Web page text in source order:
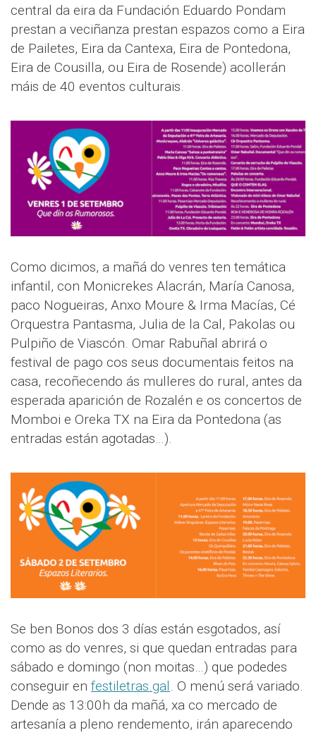
central da eira da Fundación Eduardo Pondam
prestan a veciñanza prestan espazos como a Eira
de Pailetes, Eira da Cantexa, Eira de Pontedona,
Eira de Cousilla, ou Eira de Rosende) acollerán
máis de 40 eventos culturais.
Como dicimos, a mañá do venres ten temática
infantil, con Monicrekes Alacrán, María Canosa,
paco Nogueiras, Anxo Moure & Irma Macías, Cé
Orquestra Pantasma, Julia de la Cal, Pakolas ou
Pulpiño de Viascón. Omar Rabuñal abrirá o
festival de pago cos seus documentais feitos na
casa, recoñecendo ás mulleres do rural, antes da
esperada aparición de Rozalén e os concertos de
Momboi e Oreka TX na Eira da Pontedona (as
entradas están agotadas…).
Se ben Bonos dos 3 días están esgotados, así
como as do venres, si que quedan entradas para
sábado e domingo (non moitas…) que podedes
conseguir en festiletras.gal. O menú será variado.
Dende as 13:00h da mañá, xa co mercado de
artesanía a pleno rendemento, irán aparecendo